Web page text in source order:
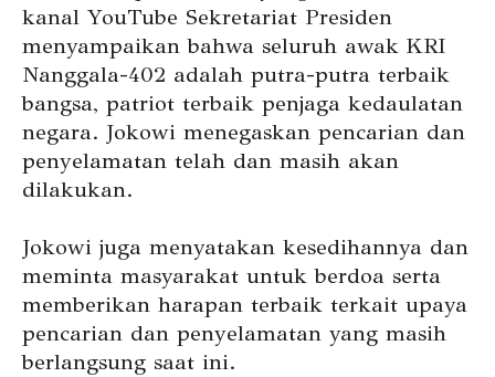
kanal YouTube Sekretariat Presiden
menyampaikan bahwa seluruh awak KRI
Nanggala-402 adalah putra-putra terbaik
bangsa, patriot terbaik penjaga kedaulatan
negara. Jokowi menegaskan pencarian dan
penyelamatan telah dan masih akan
dilakukan.
Jokowi juga menyatakan kesedihannya dan
meminta masyarakat untuk berdoa serta
memberikan harapan terbaik terkait upaya
pencarian dan penyelamatan yang masih
berlangsung saat ini.